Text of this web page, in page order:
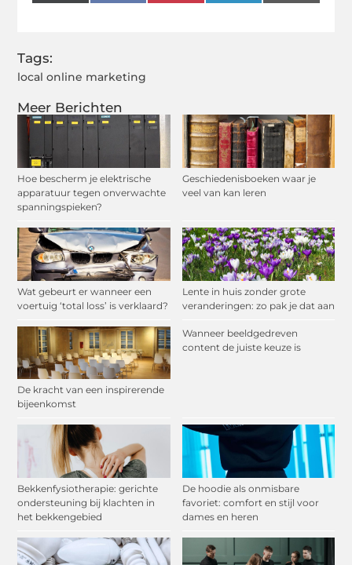
Meer Berichten
Hoe bescherm je elektrische
apparatuur tegen onverwachte
spanningspieken?
Geschiedenisboeken waar je
veel van kan leren
Wat gebeurt er wanneer een
voertuig ‘total loss’ is verklaard?
Lente in huis zonder grote
veranderingen: zo pak je dat aan
De kracht van een inspirerende
bijeenkomst
Wanneer beeldgedreven
content de juiste keuze is
Bekkenfysiotherapie: gerichte
ondersteuning bij klachten in
het bekkengebied
De hoodie als onmisbare
favoriet: comfort en stijl voor
dames en heren
(Twitter)
Tags:
local online marketing